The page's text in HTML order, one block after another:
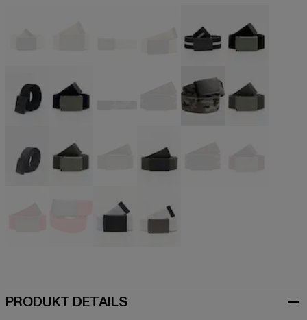
PRODUKT DETAILS